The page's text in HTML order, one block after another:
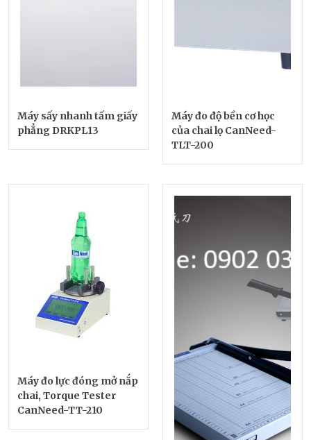
Máy sấy nhanh tấm giấy
phẳng DRKPL13
Máy đo độ bền cơ học
của chai lọ CanNeed-
TLT-200
Máy đo lực đóng mở nắp
chai, Torque Tester
CanNeed-TT-210